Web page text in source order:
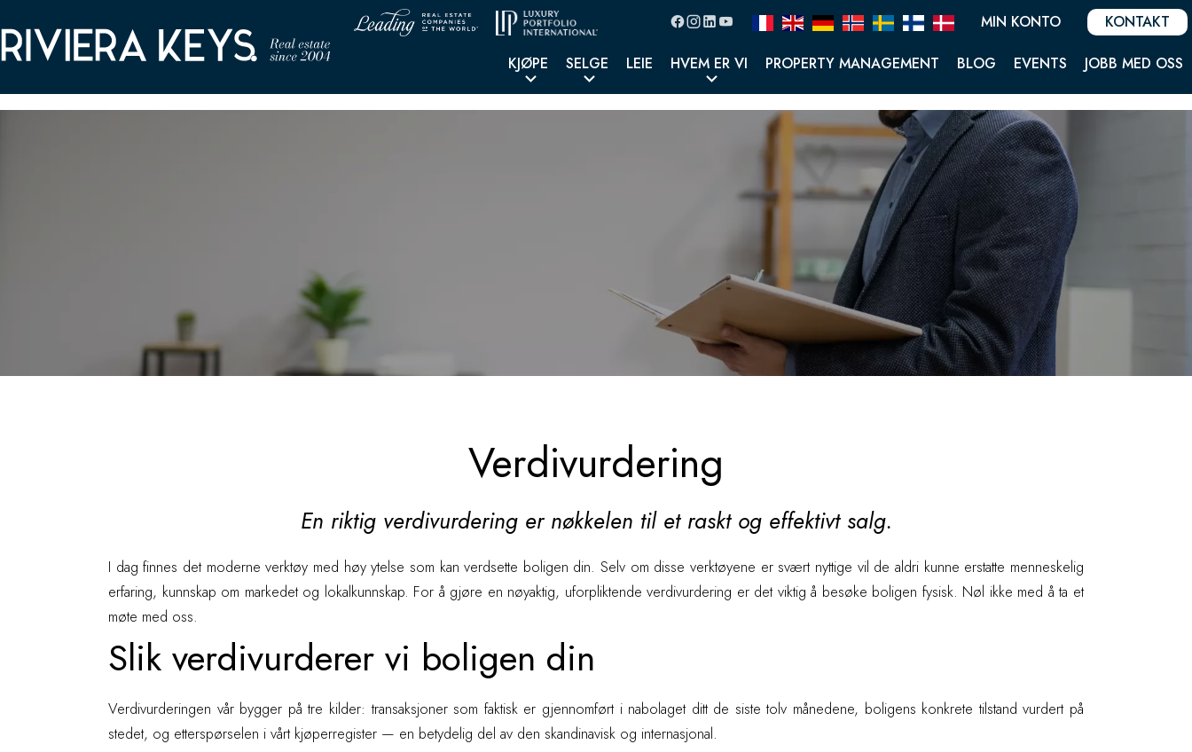
MIN KONTO KONTAKT
KJØPE SELGE LEIE HVEM ER VI PROPERTY MANAGEMENT BLOG EVENTS JOBB MED OSS
Verdivurdering
En riktig verdivurdering er nøkkelen til et raskt og effektivt salg.
I dag finnes det moderne verktøy med høy ytelse som kan verdsette boligen din. Selv om disse verktøyene er svært nyttige vil de aldri kunne erstatte menneskelig
erfaring, kunnskap om markedet og lokalkunnskap. For å gjøre en nøyaktig, uforpliktende verdivurdering er det viktig å besøke boligen fysisk. Nøl ikke med å ta et
møte med oss.
Slik verdivurderer vi boligen din
Verdivurderingen vår bygger på tre kilder: transaksjoner som faktisk er gjennomført i nabolaget ditt de siste tolv månedene, boligens konkrete tilstand vurdert på
stedet, og etterspørselen i vårt kjøperregister — en betydelig del av den skandinavisk og internasjonal.